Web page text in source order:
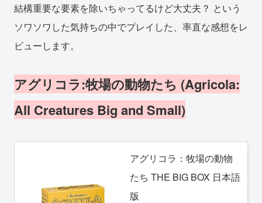
結構重要な要素を除いちゃってるけど大丈夫？ という
ソワソワした気持ちの中でプレイした、率直な感想をレ
ビューします。
アグリコラ:牧場の動物たち (Agricola:
All Creatures Big and Small)
アグリコラ：牧場の動物
たち THE BIG BOX 日本語
版